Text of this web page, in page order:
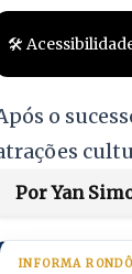
🛠️
o
Por Yan
INFORMA